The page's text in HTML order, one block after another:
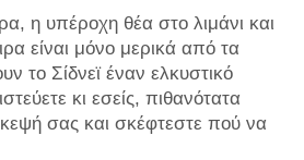
η υπέροχη θέα στο λιμάνι και
είναι μόνο μερικά από τα
το Σίδνεϊ έναν ελκυστικό
κι εσείς, πιθανότατα
σας και σκέφτεστε πού να